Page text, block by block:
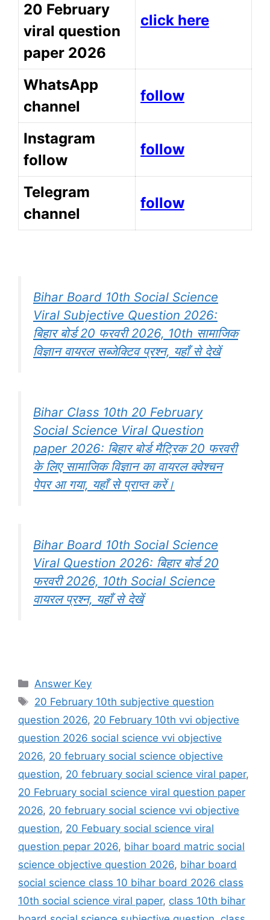
20 February
viral question
paper 2026
click here
WhatsApp
channel
follow
Instagram
follow
follow
Telegram
channel
follow
Bihar Board 10th Social Science
Viral Subjective Question 2026:
बिहार बोर्ड 20 फरवरी 2026, 10th सामाजिक
विज्ञान वायरल सब्जेक्टिव प्रश्न, यहाँ से देखें
Bihar Class 10th 20 February
Social Science Viral Question
paper 2026: बिहार बोर्ड मैट्रिक 20 फरवरी
के लिए सामाजिक विज्ञान का वायरल क्वेश्चन
पेपर आ गया, यहाँ से प्राप्त करें।
Bihar Board 10th Social Science
Viral Question 2026: बिहार बोर्ड 20
फरवरी 2026, 10th Social Science
वायरल प्रश्न, यहाँ से देखें
Categories
Answer Key
Tags
20 February 10th subjective question
question 2026, 20 February 10th vvi objective
question 2026 social science vvi objective
2026, 20 february social science objective
question, 20 february social science viral paper,
20 February social science viral question paper
2026, 20 february social science vvi objective
question, 20 Febuary social science viral
question pepar 2026, bihar board matric social
science objective question 2026, bihar board
social science class 10 bihar board 2026 class
10th social science viral paper, class 10th bihar